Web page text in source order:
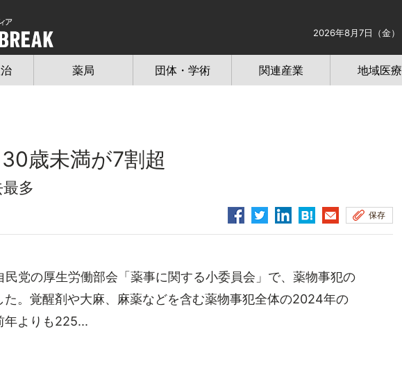
2026年8月7日（金）
薬局 団体・学術 関連産業 地域医療
歳未満が7割超
多
保存
党の厚生労働部会「薬事に関する小委員会」で、薬物事犯の
た。覚醒剤や大麻、麻薬などを含む薬物事犯全体の2024年の
年よりも225...